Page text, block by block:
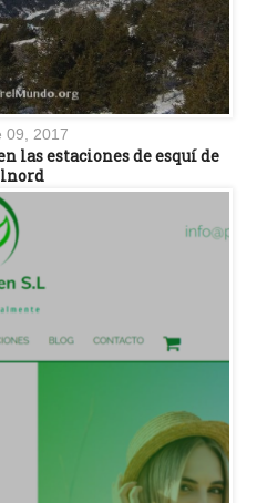
09, 2017
las estaciones de esquí de